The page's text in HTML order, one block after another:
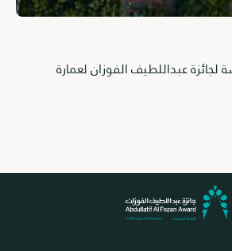
لجائزة عبداللطيف الفوزان لعمارة